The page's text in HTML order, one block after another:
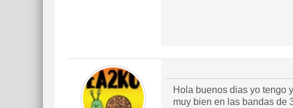
Hola buenos dias yo tengo
muy bien en las bandas de